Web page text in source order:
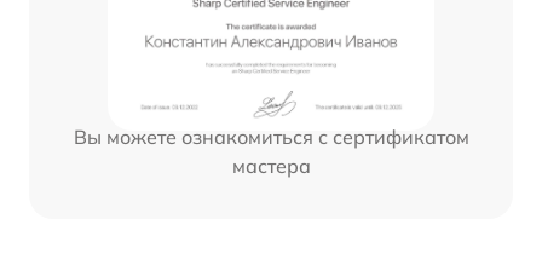
Вы можете ознакомиться с сертификатом
мастера